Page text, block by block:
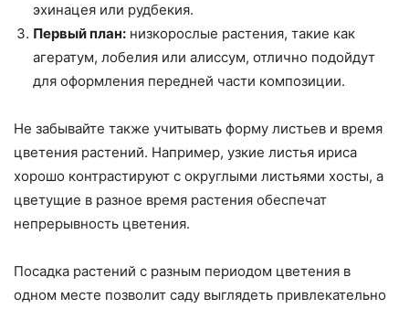
эхинацея или рудбекия.
Первый план: низкорослые растения, такие как
агератум, лобелия или алиссум, отлично подойдут
для оформления передней части композиции.
Не забывайте также учитывать форму листьев и время
цветения растений. Например, узкие листья ириса
хорошо контрастируют с округлыми листьями хосты, а
цветущие в разное время растения обеспечат
непрерывность цветения.
Посадка растений с разным периодом цветения в
одном месте позволит саду выглядеть привлекательно